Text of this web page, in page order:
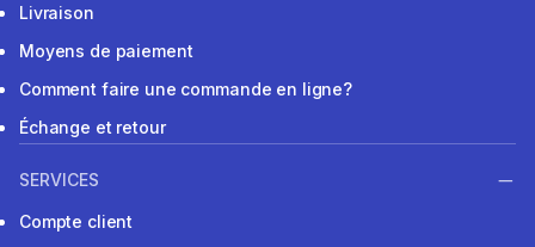
Livraison
Moyens de paiement
Comment faire une commande en ligne?
Échange et retour
SERVICES
Compte client